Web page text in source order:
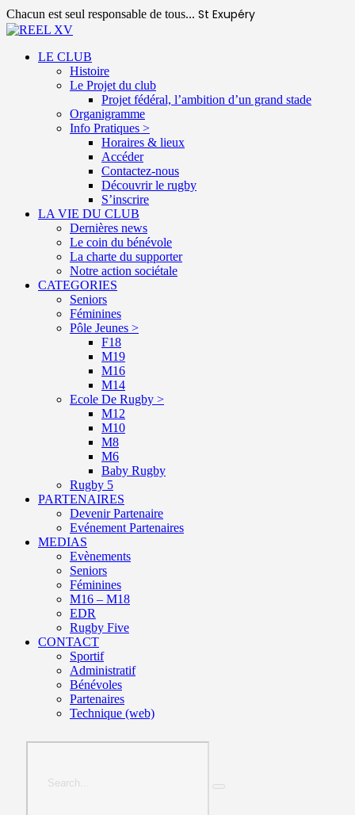
Chacun est seul responsable de tous... St Exupéry
LE CLUB
Histoire
Le Projet du club
Projet fédéral, l’ambition d’un grand stade
Organigramme
Info Pratiques >
Horaires & lieux
Accéder
Contactez-nous
Découvrir le rugby
S’inscrire
LA VIE DU CLUB
Dernières news
Le coin du bénévole
La charte du supporter
Notre action sociétale
CATEGORIES
Seniors
Féminines
Pôle Jeunes >
F18
M19
M16
M14
Ecole De Rugby >
M12
M10
M8
M6
Baby Rugby
Rugby 5
PARTENAIRES
Devenir Partenaire
Evénement Partenaires
MEDIAS
Evènements
Seniors
Féminines
M16 – M18
EDR
Rugby Five
CONTACT
Sportif
Administratif
Bénévoles
Partenaires
Technique (web)